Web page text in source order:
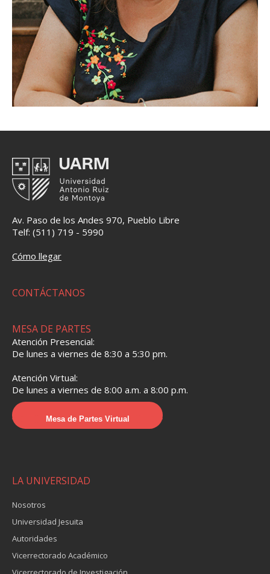
Av. Paso de los Andes 970, Pueblo Libre
Telf: (511) 719 - 5990
Cómo llegar
CONTÁCTANOS
MESA DE PARTES
Atención Presencial:
De lunes a viernes de 8:30 a 5:30 pm.
Atención Virtual:
De lunes a viernes de 8:00 a.m. a 8:00 p.m.
Mesa de Partes Virtual
LA UNIVERSIDAD
Nosotros
Universidad Jesuita
Autoridades
Vicerrectorado Académico